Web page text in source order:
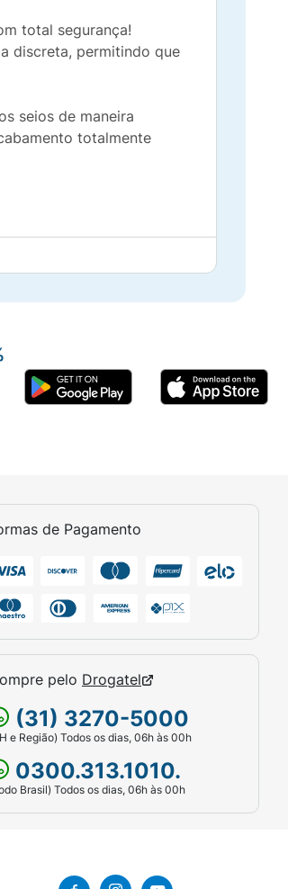
total segurança!
discreta, permitindo que
seios de maneira
totalmente
que quiser!
de Pagamento
pelo Drogatel
(31) 3270-5000
e Região) Todos os dias, 06h às 00h
0300.313.1010.
Brasil) Todos os dias, 06h às 00h